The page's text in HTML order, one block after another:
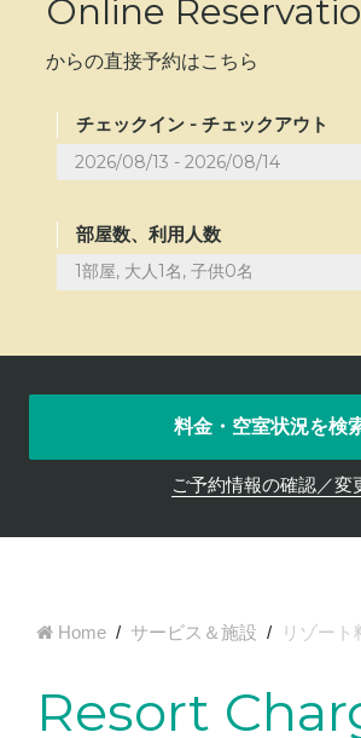
Online
からの直接予約はこちら
チェックイン - チェックアウト
部屋数、利用人数
1部屋, 大人1名, 子供0名
料金・空室状況を検
ご予約情報の確認／変
Home / サービス＆施設 / リゾート
Resort